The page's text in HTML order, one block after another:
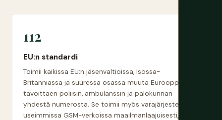
112
EU:n standardi
Toimii kaikissa EU:n jäsenvaltioissa, Isossa-
Britanniassa ja suuressa osassa muuta Eurooppaa
tavoittaen poliisin, ambulanssin ja palokunnan
yhdestä numerosta. Se toimii myös varajärjestelmänä
useimmissa GSM-verkoissa maailmanlaajuisesti,